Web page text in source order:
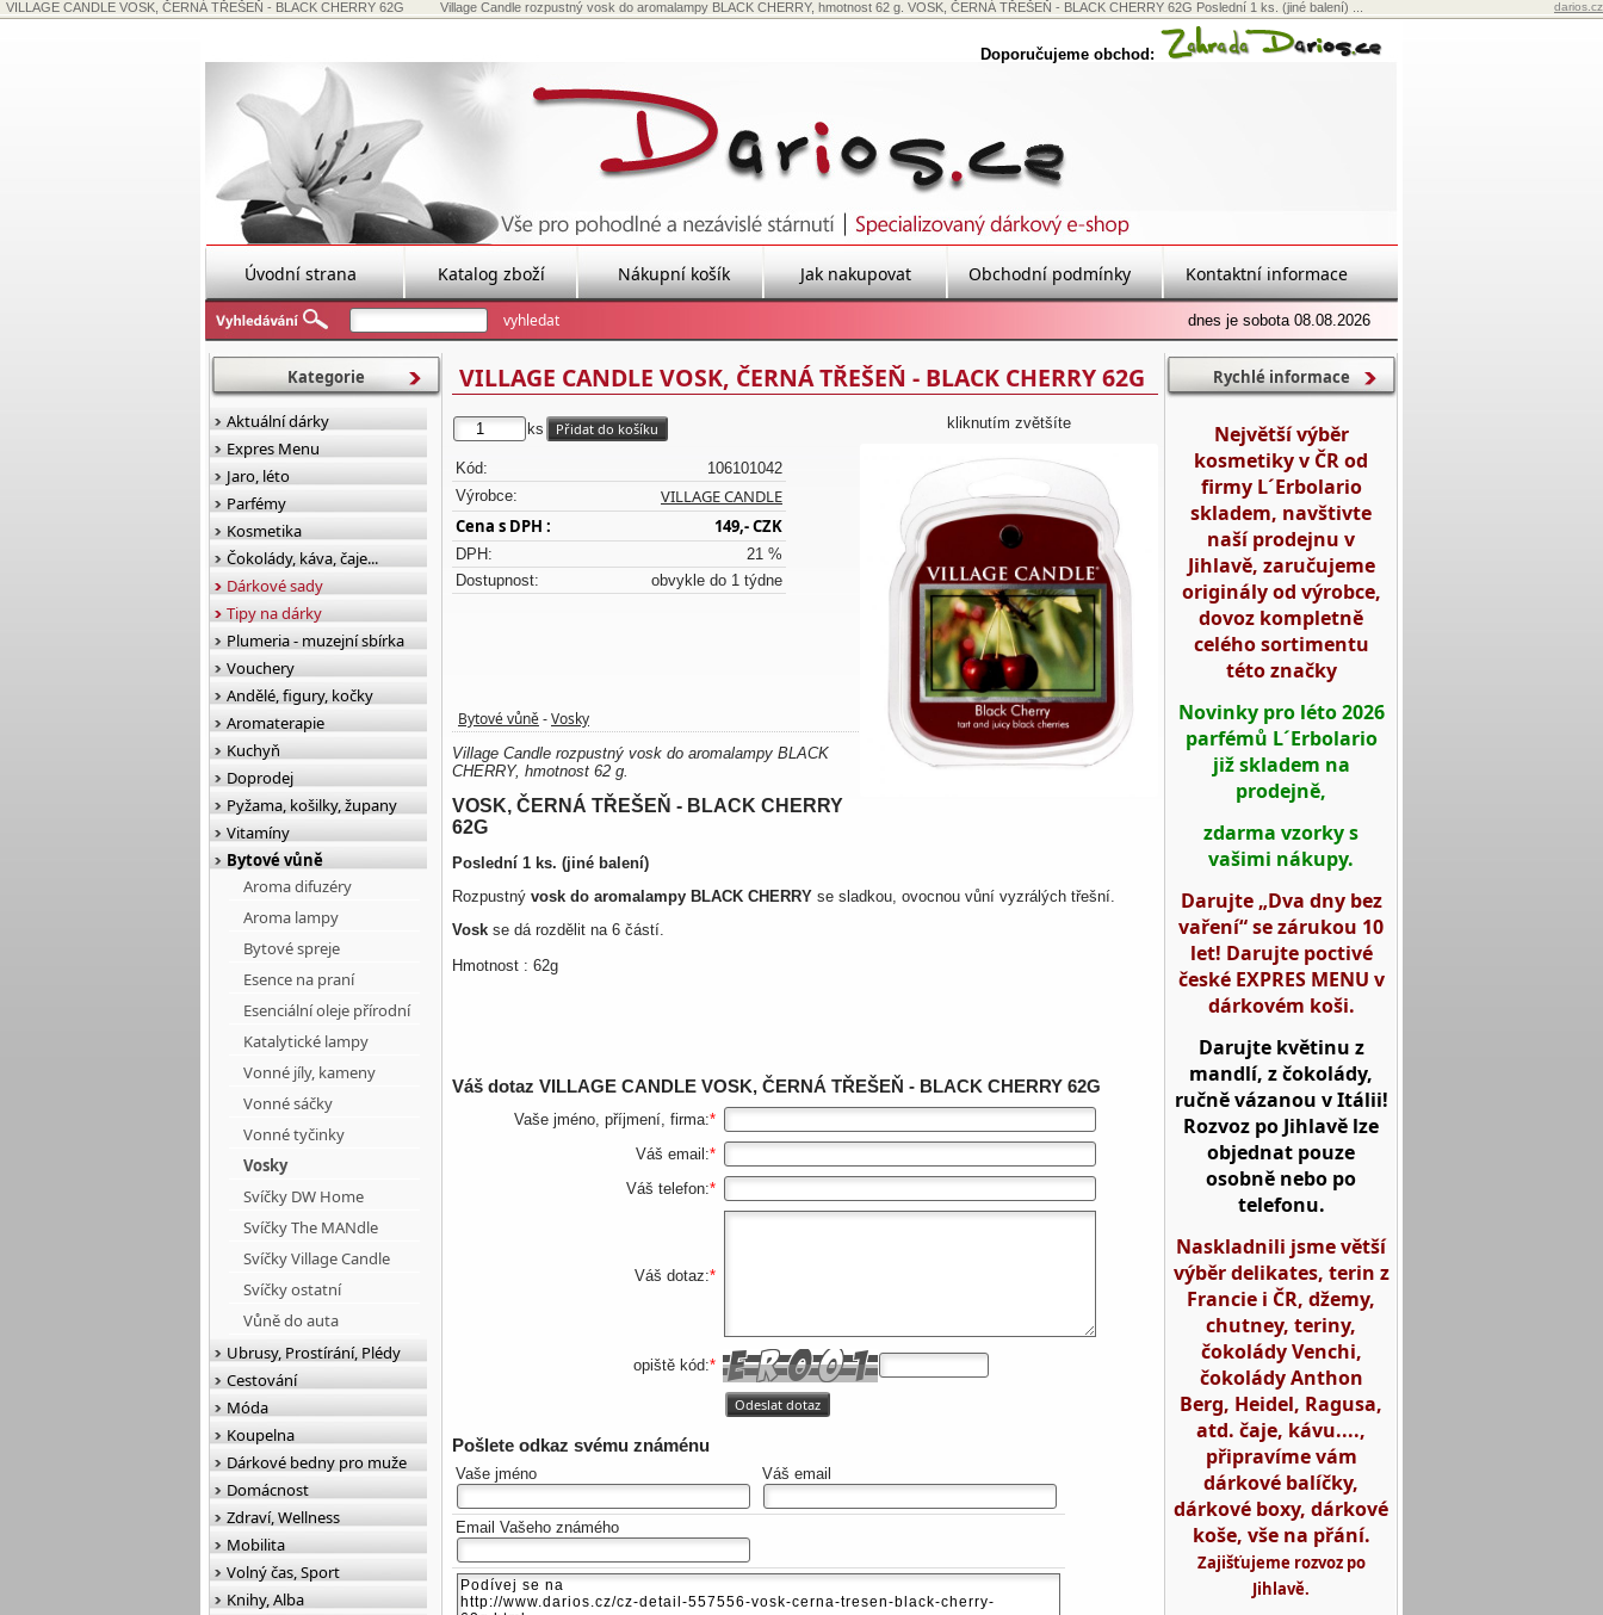
VILLAGE CANDLE VOSK, ČERNÁ TŘEŠEŇ - BLACK CHERRY 62G Village Candle rozpustný vosk do aromalampy BLACK CHERRY, hmotnost 62 g. VOSK, ČERNÁ TŘEŠEŇ - BLACK CHERRY 62G Poslední 1 ks. (jiné balení) ... darios.cz
Doporučujeme obchod:
Úvodní strana Katalog zboží Nákupní košík Jak nakupovat Obchodní podmínky Kontaktní informace
dnes je sobota 08.08.2026
VILLAGE CANDLE VOSK, ČERNÁ TŘEŠEŇ - BLACK CHERRY 62G
kliknutím zvětšíte
ks
Kód:
106101042
Výrobce:
VILLAGE CANDLE
Cena s DPH :
149,- CZK
DPH:
21 %
Dostupnost:
obvykle do 1 týdne
Bytové vůně - Vosky
Village Candle rozpustný vosk do aromalampy BLACK
CHERRY, hmotnost 62 g.
VOSK, ČERNÁ TŘEŠEŇ - BLACK CHERRY
62G
Poslední 1 ks. (jiné balení)
Rozpustný vosk do aromalampy BLACK CHERRY se sladkou, ovocnou vůní vyzrálých třešní.
Vosk se dá rozdělit na 6 částí.
Hmotnost : 62g
Váš dotaz VILLAGE CANDLE VOSK, ČERNÁ TŘEŠEŇ - BLACK CHERRY 62G
Vaše jméno, příjmení, firma:*
Váš email:*
Váš telefon:*
Váš dotaz:*
opiště kód:*
Pošlete odkaz svému známénu
Vaše jméno Váš email
Email Vašeho známého
Kategorie
Aktuální dárky
Expres Menu
Jaro, léto
Parfémy
Kosmetika
Čokolády, káva, čaje...
Dárkové sady
Tipy na dárky
Plumeria - muzejní sbírka
Vouchery
Andělé, figury, kočky
Aromaterapie
Kuchyň
Doprodej
Pyžama, košilky, župany
Vitamíny
Bytové vůně
Aroma difuzéry
Aroma lampy
Bytové spreje
Esence na praní
Esenciální oleje přírodní
Katalytické lampy
Vonné jíly, kameny
Vonné sáčky
Vonné tyčinky
Vosky
Svíčky DW Home
Svíčky The MANdle
Svíčky Village Candle
Svíčky ostatní
Vůně do auta
Ubrusy, Prostírání, Plédy
Cestování
Móda
Koupelna
Dárkové bedny pro muže
Domácnost
Zdraví, Wellness
Mobilita
Volný čas, Sport
Knihy, Alba
Rychlé informace
Největší výběr
kosmetiky v ČR od
firmy L´Erbolario
skladem, navštivte
naší prodejnu v
Jihlavě, zaručujeme
originály od výrobce,
dovoz kompletně
celého sortimentu
této značky
Novinky pro léto 2026
parfémů L´Erbolario
již skladem na
prodejně,
zdarma vzorky s
vašimi nákupy.
Darujte „Dva dny bez
vaření“ se zárukou 10
let! Darujte poctivé
české EXPRES MENU v
dárkovém koši.
Darujte květinu z
mandlí, z čokolády,
ručně vázanou v Itálii!
Rozvoz po Jihlavě lze
objednat pouze
osobně nebo po
telefonu.
Naskladnili jsme větší
výběr delikates, terin z
Francie i ČR, džemy,
chutney, teriny,
čokolády Venchi,
čokolády Anthon
Berg, Heidel, Ragusa,
atd. čaje, kávu....,
připravíme vám
dárkové balíčky,
dárkové boxy, dárkové
koše, vše na přání.
Zajišťujeme rozvoz po
Jihlavě.